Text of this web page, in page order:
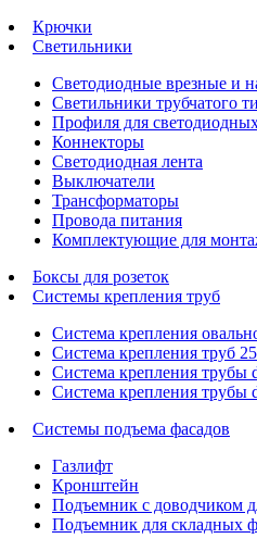
Крючки
Светильники
Светодиодные врезные и
Светильники трубчатого
Профиля для
Коннекторы
Светодиодная лента
Выключатели
Трансформаторы
Провода питания
Комплектующие для
Боксы для розеток
Системы крепления труб
Система крепления
Система крепления труб
Система крепления трубы
Система крепления трубы
Системы подъема фасадов
Газлифт
Кронштейн
Подъемник с доводчиком
Подъемник для складных